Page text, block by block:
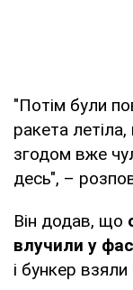
"Потім були
ракета
згодом вже
десь", –
Він додав, що
влучили у
і бункер